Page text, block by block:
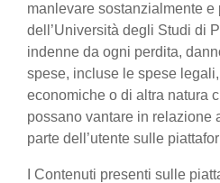
manlevare sostanzialmente e
dell’Università degli Studi di
indenne da ogni perdita,
spese, incluse le spese
economiche o di altra natura
possano vantare in relazione
parte dell’utente sulle
I Contenuti presenti sulle